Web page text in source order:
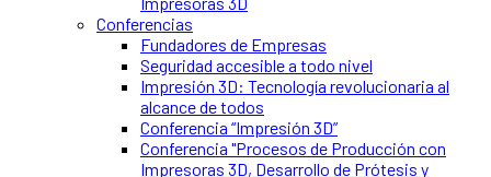
Conferencias
Fundadores de Empresas
Seguridad accesible a todo nivel
Impresión 3D: Tecnología revolucionaria al
alcance de todos
Conferencia “Impresión 3D”
Conferencia "Procesos de Producción con
Impresoras 3D, Desarrollo de Prótesis y